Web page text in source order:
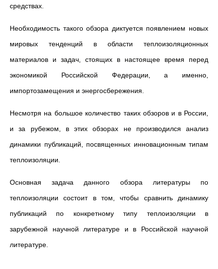
средствах.
Необходимость такого обзора диктуется появлением новых
мировых тенденций в области теплоизоляционных
материалов и задач, стоящих в настоящее время перед
экономикой Российской Федерации, а именно,
импортозамещения и энергосбережения.
Несмотря на большое количество таких обзоров и в России,
и за рубежом, в этих обзорах не производился анализ
динамики публикаций, посвященных инновационным типам
теплоизоляции.
Основная задача данного обзора литературы по
теплоизоляции состоит в том, чтобы сравнить динамику
публикаций по конкретному типу теплоизоляции в
зарубежной научной литературе и в Российской научной
литературе.